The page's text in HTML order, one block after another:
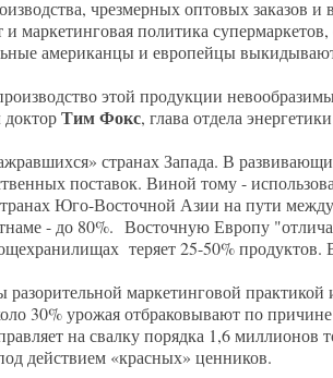
чрезмерных оптовых заказов
маркетинговая политика
американцы и европейцы
этой продукции
Тим Фокс, глава отдела
странах Запада. В
поставок. Виной тому -
Юго-Восточной Азии на пути
- до 80%. Восточную Европу
теряет 25-50% продуктов.
маркетинговой
30% урожая отбраковывают по
на свалку порядка 1,6
действием «красных» ценников.